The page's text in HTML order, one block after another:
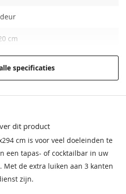
Impregneervloeistof Red
Class Wood 2,5L
37,95
cm
geschaafd vuren
cm
specificaties
dit product
cm is voor veel doeleinden te
een tapas- of cocktailbar in uw
de extra luiken aan 3 kanten
zijn.